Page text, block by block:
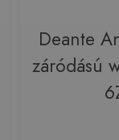
Deante
záródású